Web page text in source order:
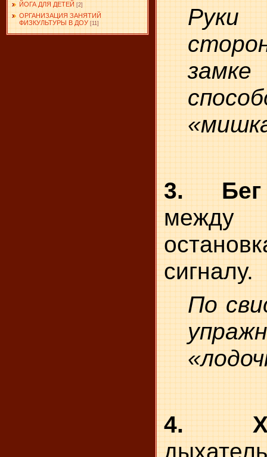
ЙОГА ДЛЯ ДЕТЕЙ [2]
ОРГАНИЗАЦИЯ ЗАНЯТИЙ
ФИЗКУЛЬТУРЫ В ДОУ [11]
3. Бег
между
сигналу.
По
4.